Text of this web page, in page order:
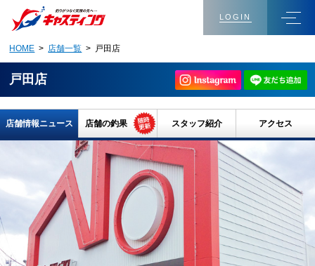
LOGIN
HOME > 店舗一覧 > 戸田店
戸田店
店舗情報ニュース 店舗の釣果 スタッフ紹介 アクセス